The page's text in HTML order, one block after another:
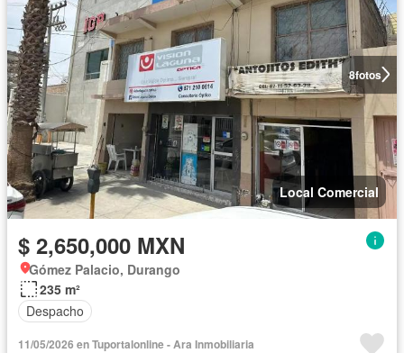
8fotos
Local Comercial
$ 2,650,000 MXN
Gómez Palacio, Durango
235 m²
Despacho
11/05/2026 en Tuportalonline - Ara Inmobiliaria